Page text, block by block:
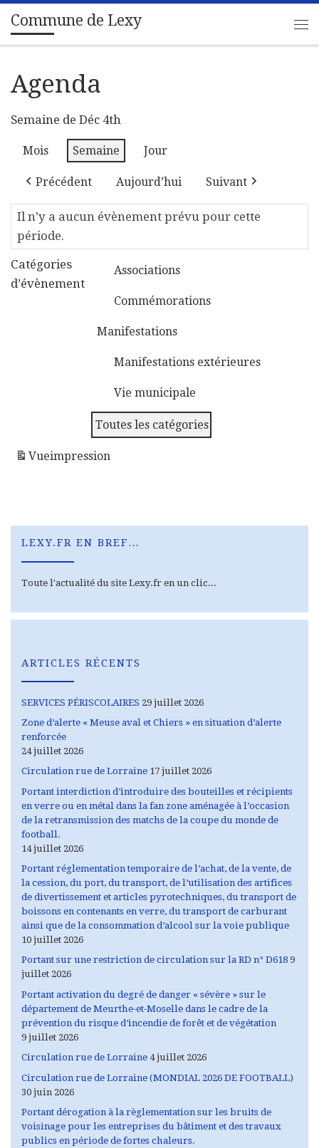
Passer au contenu
Commune de Lexy
Agenda
Semaine de Déc 4th
Mois Semaine Jour
Précédent Aujourd’hui Suivant
Il n’y a aucun évènement prévu pour cette
période.
Catégories
d’évènement
Associations
Commémorations
Manifestations
Manifestations extérieures
Vie municipale
Toutes les catégories
Vueimpression
LEXY.FR EN BREF…
Toute l'actualité du site Lexy.fr en un clic...
ARTICLES RÉCENTS
SERVICES PÉRISCOLAIRES 29 juillet 2026
Zone d’alerte « Meuse aval et Chiers » en situation d’alerte
renforcée
24 juillet 2026
Circulation rue de Lorraine 17 juillet 2026
Portant interdiction d’introduire des bouteilles et récipients
en verre ou en métal dans la fan zone aménagée à l’occasion
de la retransmission des matchs de la coupe du monde de
football.
14 juillet 2026
Portant réglementation temporaire de l’achat, de la vente, de
la cession, du port, du transport, de l’utilisation des artifices
de divertissement et articles pyrotechniques, du transport de
boissons en contenants en verre, du transport de carburant
ainsi que de la consommation d’alcool sur la voie publique
10 juillet 2026
Portant sur une restriction de circulation sur la RD n° D618 9
juillet 2026
Portant activation du degré de danger « sévère » sur le
département de Meurthe-et-Moselle dans le cadre de la
prévention du risque d’incendie de forêt et de végétation
9 juillet 2026
Circulation rue de Lorraine 4 juillet 2026
Circulation rue de Lorraine (MONDIAL 2026 DE FOOTBALL)
30 juin 2026
Portant dérogation à la règlementation sur les bruits de
voisinage pour les entreprises du bâtiment et des travaux
publics en période de fortes chaleurs.